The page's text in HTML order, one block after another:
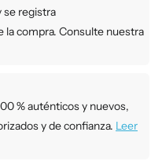
se registra
compra. Consulte nuestra
% auténticos y nuevos,
y de confianza. Leer